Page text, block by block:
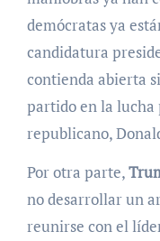
demócratas ya
candidatura
contienda abierta
partido en la lucha
republicano,
Por otra parte,
no desarrollar un
reunirse con el